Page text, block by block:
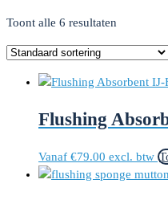
Toont alle 6 resultaten
Flushing
Vanaf €79.00 excl. btw